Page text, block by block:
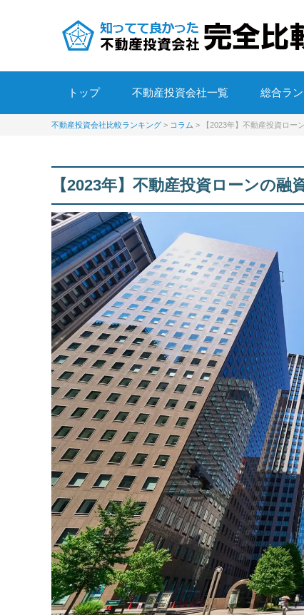
トップ 不動産投資会社一覧 総合ラ
不動産投資会社比較ランキング > コラム > 【2023年】不動産投資ロー
【2023年】不動産投資ローンの